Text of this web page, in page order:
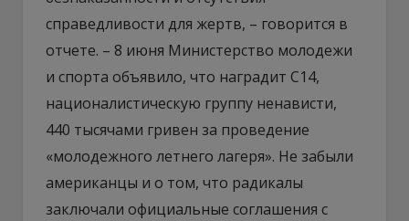
справедливости для жертв, – говорится в
отчете. – 8 июня Министерство молодежи
и спорта объявило, что наградит C14,
националистическую группу ненависти,
440 тысячами гривен за проведение
«молодежного летнего лагеря». Не забыли
американцы и о том, что радикалы
заключали официальные соглашения с